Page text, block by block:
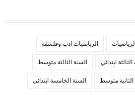
الرياضيات الرياضيات ادب وفلسفة
الثالثة ابتدائي السنة الثالثة متوسط
الثانية متوسط السنة الخامسة ابتدائي